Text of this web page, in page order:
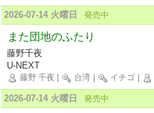
2026-07-14 火曜日 発売中
また団地のふたり
藤野千夜
U-NEXT
藤野 千夜 台湾 イチゴ
2026-07-14 火曜日 発売中